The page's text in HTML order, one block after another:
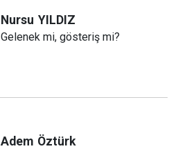
Nursu YILDIZ
Gelenek mi, gösteriş mi?
Adem Öztürk